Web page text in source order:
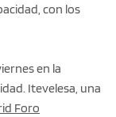
con los
en la
Itevelesa, una
Foro